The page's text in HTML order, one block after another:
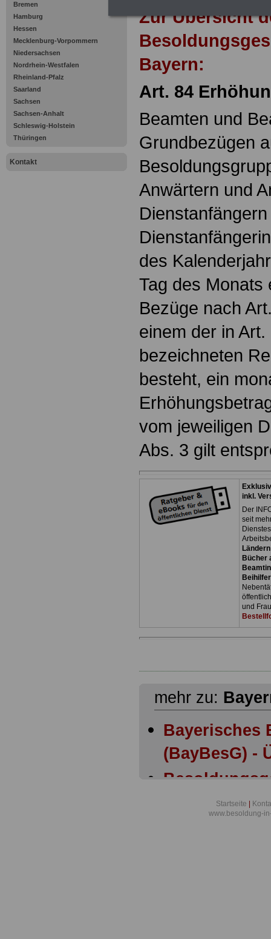
Bremen
Hamburg
Hessen
Mecklenburg-Vorpommern
Niedersachsen
Nordrhein-Westfalen
Rheinland-Pfalz
Saarland
Sachsen
Sachsen-Anhalt
Schleswig-Holstein
Thüringen
Kontakt
Zur Übersicht
Bayern:
Art. 84
Beamten und
Grundbezügen
Anwärtern und
des
Tag des Monats
Bezüge nach
einem der in
bezeichneten
besteht, ein
vom jeweiligen
Abs. 3 gilt
inkl.
Der
seit
Ländern
Bücher
und
mehr zu:
Bayerisches
(BayBesG) -
Bayern:Startseite
www.besoldung-